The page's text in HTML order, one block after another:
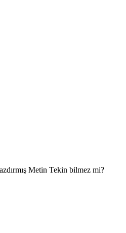
Metin Tekin bilmez mi?